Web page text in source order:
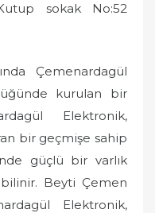
sokak No:52
Çemenardagül
kurulan bir
Elektronik,
bir geçmişe sahip
güçlü bir varlık
Beyti Çemen
Elektronik,